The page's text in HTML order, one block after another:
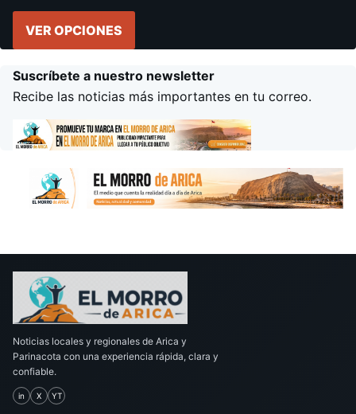
VER OPCIONES
Suscríbete a nuestro newsletter
Recibe las noticias más importantes en tu correo.
Noticias locales y regionales de Arica y
Parinacota con una experiencia rápida, clara y
confiable.
in X YT